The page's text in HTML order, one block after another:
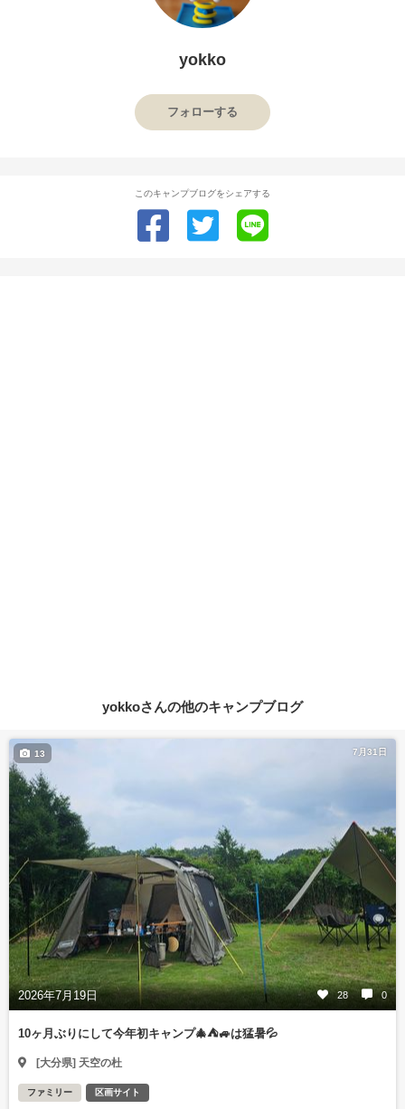
yokko
フォローする
このキャンプブログをシェアする
yokkoさんの他のキャンプブログ
7月31日
2026年7月19日 28 0
13
10ヶ月ぶりにして今年初キャンプ🎄⛺🚙は猛暑💦
[大分県] 天空の杜
ファミリー 区画サイト